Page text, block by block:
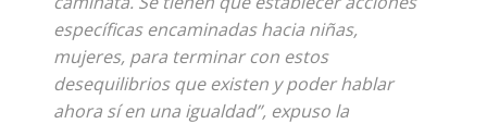
específicas encaminadas hacia niñas,
mujeres, para terminar con estos
desequilibrios que existen y poder hablar
ahora sí en una igualdad”, expuso la